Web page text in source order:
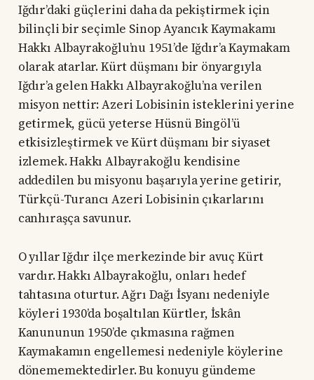
Iğdır’daki güçlerini daha da pekiştirmek için
bilinçli bir seçimle Sinop Ayancık Kaymakamı
Hakkı Albayrakoğlu’nu 1951’de Iğdır’a Kaymakam
olarak atarlar. Kürt düşmanı bir önyargıyla
Iğdır’a gelen Hakkı Albayrakoğlu’na verilen
misyon nettir: Azeri Lobisinin isteklerini yerine
getirmek, gücü yeterse Hüsnü Bingöl’ü
etkisizleştirmek ve Kürt düşmanı bir siyaset
izlemek. Hakkı Albayrakoğlu kendisine
addedilen bu misyonu başarıyla yerine getirir,
Türkçü-Turancı Azeri Lobisinin çıkarlarını
canhıraşça savunur.
O yıllar Iğdır ilçe merkezinde bir avuç Kürt
vardır. Hakkı Albayrakoğlu, onları hedef
tahtasına oturtur. Ağrı Dağı İsyanı nedeniyle
köyleri 1930’da boşaltılan Kürtler, İskân
Kanununun 1950’de çıkmasına rağmen
Kaymakamın engellemesi nedeniyle köylerine
dönememektedirler. Bu konuyu gündeme